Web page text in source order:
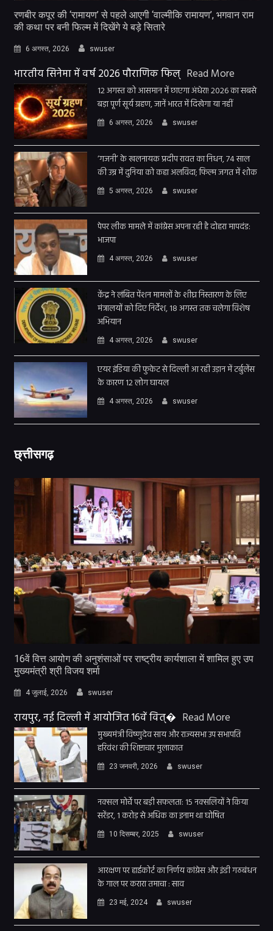
रणबीर कपूर की ‘रामायण’ से पहले आएगी ‘वाल्मीकि रामायण’, भगवान राम
की कथा पर बनी फिल्म में दिखेंगे ये बड़े सितारे
6 अगस्त, 2026 swuser
भारतीय सिनेमा में वर्ष 2026 पौराणिक फिल् Read More
12 अगस्त को आसमान में छाएगा अंधेरा! 2026 का सबसे
बड़ा पूर्ण सूर्य ग्रहण, जानें भारत में दिखेगा या नहीं
6 अगस्त, 2026 swuser
‘गजनी’ के खलनायक प्रदीप रावत का निधन, 74 साल
की उम्र में दुनिया को कहा अलविदा; फिल्म जगत में शोक
5 अगस्त, 2026 swuser
पेपर लीक मामले में कांग्रेस अपना रही है दोहरा मापदंड:
भाजपा
4 अगस्त, 2026 swuser
केंद्र ने लंबित पेंशन मामलों के शीघ्र निस्तारण के लिए
मंत्रालयों को दिए निर्देश, 18 अगस्त तक चलेगा विशेष
अभियान
4 अगस्त, 2026 swuser
एयर इंडिया की फुकेट से दिल्ली आ रही उड़ान में टर्बुलेंस
के कारण 12 लोग घायल
4 अगस्त, 2026 swuser
छ्त्तीसगढ़
16वें वित्त आयोग की अनुशंसाओं पर राष्ट्रीय कार्यशाला में शामिल हुए उप
मुख्यमंत्री श्री विजय शर्मा
4 जुलाई, 2026 swuser
रायपुर, नई दिल्ली में आयोजित 16वें वित्� Read More
मुख्यमंत्री विष्णुदेव साय और राज्यसभा उप सभापति
हरिवंश की शिष्टाचार मुलाकात
23 जनवरी, 2026 swuser
नक्सल मोर्चे पर बड़ी सफलता: 15 नक्सलियों ने किया
सरेंडर, 1 करोड़ से अधिक का इनाम था घोषित
10 दिसम्बर, 2025 swuser
आरक्षण पर हाईकोर्ट का निर्णय कांग्रेस और इंडी गठबंधन
के गाल पर करारा तमाचा : साव
23 मई, 2024 swuser